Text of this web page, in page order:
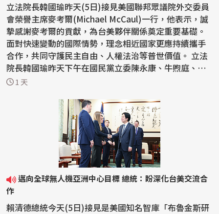
立法院長韓國瑜昨天(5日)接見美國聯邦眾議院外交委員
會榮譽主席麥考爾(Michael McCaul)一行，他表示，誠
摯感謝麥考爾的貢獻，為台美夥伴關係奠定重要基礎。
面對快速變動的國際情勢，理念相近國家更應持續攜手
合作，共同守護民主自由、人權法治等普世價值。 立法
院長韓國瑜昨天下午在國民黨立委陳永康、牛煦庭、徐
巧芯...
1 天
邁向全球無人機亞洲中心目標 總統：盼深化台美交流合
作
賴清德總統今天(5日)接見是美國知名智庫「布魯金斯研